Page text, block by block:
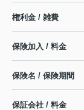
権利金 / 雑費
保険加入 / 料金
保険名 / 保険期間
保証会社 / 料金